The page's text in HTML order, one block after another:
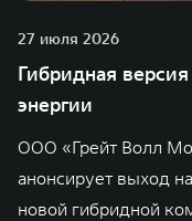
27 июля 2026
Гибридная
энергии
ООО «Грейт Волл
анонсирует выход
новой гибридной